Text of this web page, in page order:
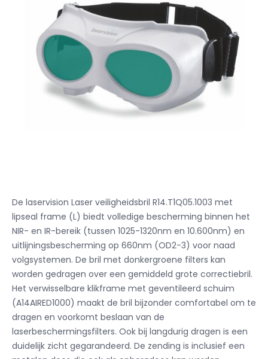
De laservision Laser veiligheidsbril R14.T1Q05.1003 met
lipseal frame (L) biedt volledige bescherming binnen het
NIR- en IR-bereik (tussen 1025-1320nm en 10.600nm) en
uitlijningsbescherming op 660nm (OD2-3) voor naad
volgsystemen. De bril met donkergroene filters kan
worden gedragen over een gemiddeld grote correctiebril.
Het verwisselbare klikframe met geventileerd schuim
(A14AIRED1000) maakt de bril bijzonder comfortabel om te
dragen en voorkomt beslaan van de
laserbeschermingsfilters. Ook bij langdurig dragen is een
duidelijk zicht gegarandeerd. De zending is inclusief een